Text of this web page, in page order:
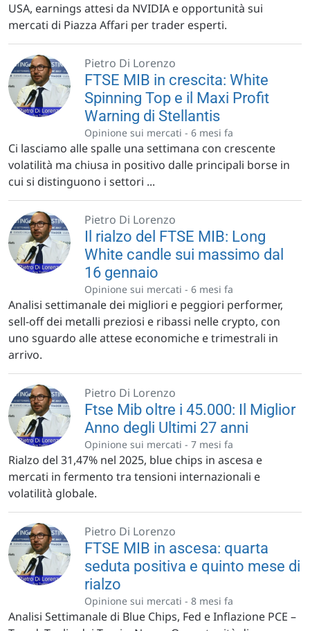
USA, earnings attesi da NVIDIA e opportunità sui
mercati di Piazza Affari per trader esperti.
Pietro Di Lorenzo
FTSE MIB in crescita: White
Spinning Top e il Maxi Profit
Warning di Stellantis
Opinione sui mercati - 6 mesi fa
Ci lasciamo alle spalle una settimana con crescente
volatilità ma chiusa in positivo dalle principali borse in
cui si distinguono i settori ...
Pietro Di Lorenzo
Il rialzo del FTSE MIB: Long
White candle sui massimo dal
16 gennaio
Opinione sui mercati - 6 mesi fa
Analisi settimanale dei migliori e peggiori performer,
sell-off dei metalli preziosi e ribassi nelle crypto, con
uno sguardo alle attese economiche e trimestrali in
arrivo.
Pietro Di Lorenzo
Ftse Mib oltre i 45.000: Il Miglior
Anno degli Ultimi 27 anni
Opinione sui mercati - 7 mesi fa
Rialzo del 31,47% nel 2025, blue chips in ascesa e
mercati in fermento tra tensioni internazionali e
volatilità globale.
Pietro Di Lorenzo
FTSE MIB in ascesa: quarta
seduta positiva e quinto mese di
rialzo
Opinione sui mercati - 8 mesi fa
Analisi Settimanale di Blue Chips, Fed e Inflazione PCE –